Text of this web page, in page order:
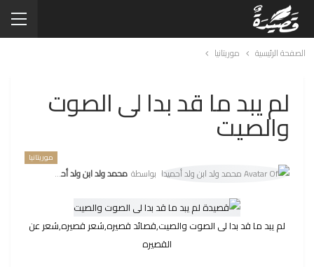
الصفحة الرئيسية موريتانيا
لم يبد ما قد بدا لى الصوت
والصيت
موريتانيا
بواسطة محمد ولد ابن ولد أحميدا
لم يبد ما قد بدا لى الصوت والصيت,قصائد قصيره,شعر قصيره,شعر عن
القصيره